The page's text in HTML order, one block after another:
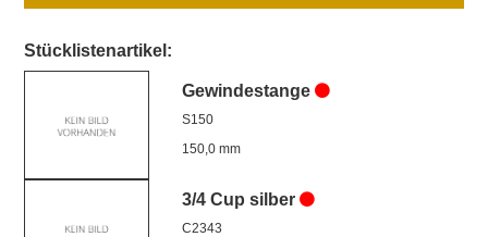
Stücklistenartikel:
Gewindestange
S150
150,0 mm
3/4 Cup silber
C2343